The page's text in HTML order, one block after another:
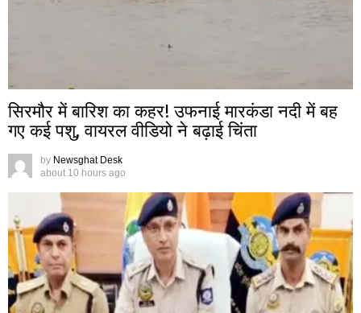
सिरमौर में बारिश का कहर! उफनाई मारकंडा नदी में बह
गए कई पशु, वायरल वीडियो ने बढ़ाई चिंता
by Newsghat Desk
about 10 hours ago